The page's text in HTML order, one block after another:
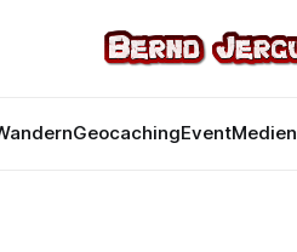
GeocachingEventMedien